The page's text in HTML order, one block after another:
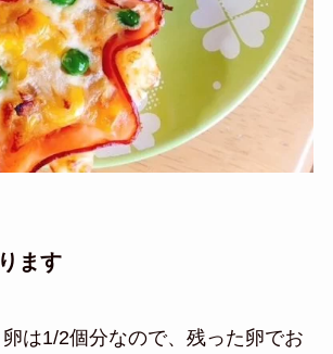
ます
は1/2個分なので、残った卵でお